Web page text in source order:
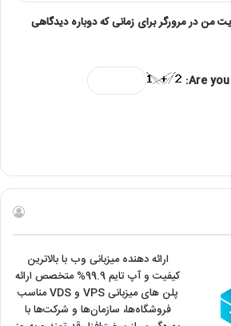
من در مرورگر برای زمانی که دوباره دیدگاهی
Are
ارائه دهنده میزبانی وب با بالاترین
کیفیت و آپ تایم 99.9% متخصص ارائه
پلن های میزبانی VPS و VDS مناسب
فروشگاه‌ها، سازمان‌ها و شرکت‌ها با